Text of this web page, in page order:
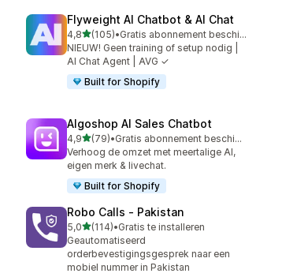
Flyweight AI Chatbot & AI Chat
4,8van 5 sterren
(105)
105 recensies in totaal
•
Gratis abonnement beschikbaar
NIEUW! Geen training of setup nodig |
AI Chat Agent | AVG ✓
Built for Shopify
Algoshop AI Sales Chatbot
4,9van 5 sterren
(79)
79 recensies in totaal
•
Gratis abonnement beschikbaar
Verhoog de omzet met meertalige AI,
eigen merk & livechat.
Built for Shopify
Robo Calls ‑ Pakistan
5,0van 5 sterren
(114)
114 recensies in totaal
•Gratis te installeren
Geautomatiseerd
orderbevestigingsgesprek naar een
mobiel nummer in Pakistan